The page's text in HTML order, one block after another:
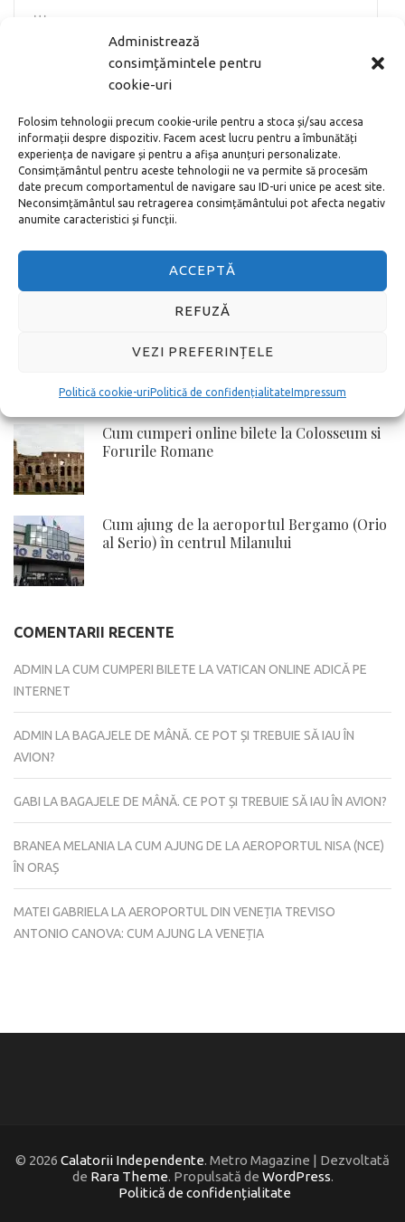
Administrează
consimțămintele pentru
cookie-uri
Folosim tehnologii precum cookie-urile pentru a stoca și/sau accesa
informații despre dispozitiv. Facem acest lucru pentru a îmbunătăți
experiența de navigare și pentru a afișa anunțuri personalizate.
Consimțământul pentru aceste tehnologii ne va permite să procesăm
date precum comportamentul de navigare sau ID-uri unice pe acest site.
Neconsimțământul sau retragerea consimțământului pot afecta negativ
anumite caracteristici și funcții.
ACCEPTĂ
REFUZĂ
VEZI PREFERINȚELE
Politică cookie-uriPolitică de confidențialitateImpressum
…
MAI DEPARTE
ARTICOLE POPULARE
Noul aeroport din Istanbul – cum ajung în
centru
Cum cumperi bilete la Vatican online adică
pe internet
Toate metodele de a ajunge de la
Aeroportul Schönefeld în centrul orașului
Cum cumperi online bilete la Colosseum si
Forurile Romane
Cum ajung de la aeroportul Bergamo (Orio
al Serio) în centrul Milanului
COMENTARII RECENTE
ADMIN LACUM CUMPERI BILETE LA VATICAN ONLINE ADICĂ PE
INTERNET
ADMIN LABAGAJELE DE MÂNĂ. CE POT ȘI TREBUIE SĂ IAU ÎN
AVION?
GABI LABAGAJELE DE MÂNĂ. CE POT ȘI TREBUIE SĂ IAU ÎN AVION?
BRANEA MELANIALACUM AJUNG DE LA AEROPORTUL NISA (NCE)
ÎN ORAȘ
MATEI GABRIELALAAEROPORTUL DIN VENEȚIA TREVISO
ANTONIO CANOVA: CUM AJUNG LA VENEȚIA
© 2026 Calatorii Independente. Metro Magazine | Dezvoltată
de Rara Theme. Propulsată de WordPress.
Politică de confidențialitate